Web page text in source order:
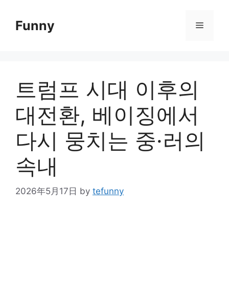
contentFunny Menu
트럼프 시대 이후의
대전환, 베이징에서
다시 뭉치는 중·러의
속내
2026年5月17日 by tefunny